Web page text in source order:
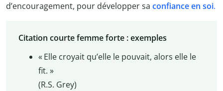
d’encouragement, pour développer sa confiance en soi.
Citation courte femme forte : exemples
« Elle croyait qu’elle le pouvait, alors elle le
fit. »
(R.S. Grey)